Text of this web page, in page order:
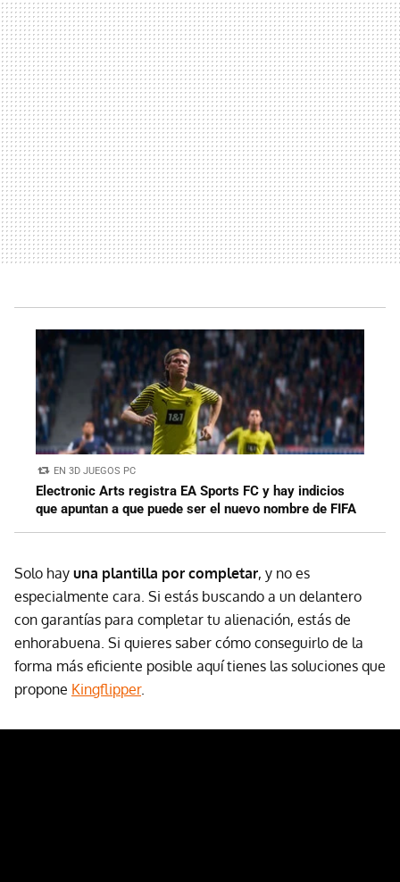
EN 3D JUEGOS PC
Electronic Arts registra EA Sports FC y hay indicios
que apuntan a que puede ser el nuevo nombre de FIFA
Solo hay una plantilla por completar, y no es
especialmente cara. Si estás buscando a un delantero
con garantías para completar tu alienación, estás de
enhorabuena. Si quieres saber cómo conseguirlo de la
forma más eficiente posible aquí tienes las soluciones que
propone Kingflipper.